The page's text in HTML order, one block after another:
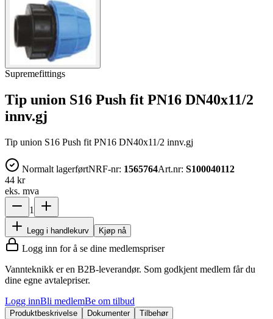
Supremefittings
Tip union S16 Push fit PN16 DN40x11/2
innv.gj
Tip union S16 Push fit PN16 DN40x11/2 innv.gj
Normalt lagerførtNRF-nr: 1565764Art.nr: S100040112
44 kr
eks. mva
1
Legg i handlekurv Kjøp nå
Logg inn for å se dine medlemspriser
Vannteknikk er en B2B-leverandør. Som godkjent medlem får du
dine egne avtalepriser.
Logg innBli medlemBe om tilbud
Produktbeskrivelse Dokumenter Tilbehør